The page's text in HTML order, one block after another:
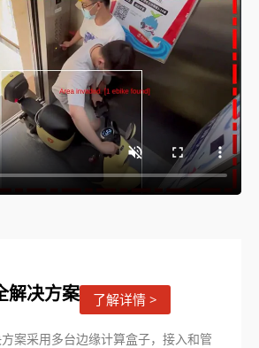
解决方案 了解详情 >
案采用多台边缘计算盒子，接入和管